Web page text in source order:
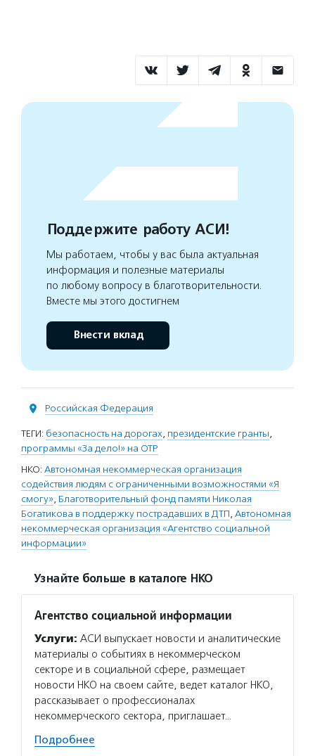
Поддержите работу АСИ!
Мы работаем, чтобы у вас была актуальная
информация и полезные материалы
по любому вопросу в благотворительности.
Вместе мы этого достигнем
Внести вклад
Российская Федерация
ТЕГИ: безопасность на дорогах, президентские гранты,
программы «За дело!» на ОТР
НКО: Автономная некоммерческая организация
содействия людям с ограниченными возможностями «Я
смогу», Благотворительный фонд памяти Николая
Богатикова в поддержку пострадавших в ДТП, Автономная
некоммерческая организация «Агентство социальной
информации»
Узнайте больше в каталоге НКО
Агентство социальной информации
Услуги: АСИ выпускает новости и аналитические
материалы о событиях в некоммерческом
секторе и в социальной сфере, размещает
новости НКО на своем сайте, ведет каталог НКО,
рассказывает о профессионалах
некоммерческого сектора, приглашает…
Подробнее